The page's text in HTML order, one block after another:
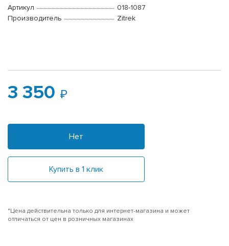
Артикул
018-1087
Производитель
Zitrek
3 350
Нет
Купить в 1 клик
*Цена действительна только для интернет-магазина и может
отличаться от цен в розничных магазинах